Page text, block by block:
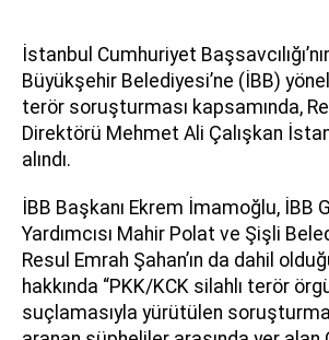
İstanbul Cumhuriyet
Büyükşehir Belediyesi’ne (İBB)
terör soruşturması kapsamında,
Direktörü Mehmet Ali Çalışkan
alındı.
İBB Başkanı Ekrem İmamoğlu, İBB
Yardımcısı Mahir Polat ve Şişli
Resul Emrah Şahan’ın da dahil
hakkında “PKK/KCK silahlı terör
suçlamasıyla yürütülen